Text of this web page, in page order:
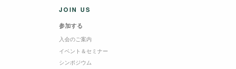
JOIN US
参加する
入会のご案内
イベント＆セミナー
シンポジウム